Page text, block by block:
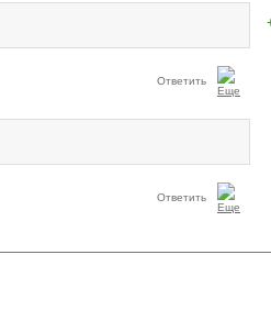
Ответить
Ответить